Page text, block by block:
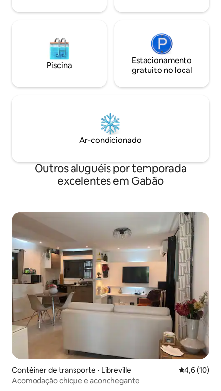
seguro para descansar.
Piscina
Estacionamento
gratuito no local
Ar-condicionado
Outros aluguéis por temporada
excelentes em Gabão
Contêiner de transporte ⋅ Libreville 4,6 de uma
4,6 (10)
Acomodação chique e aconchegante